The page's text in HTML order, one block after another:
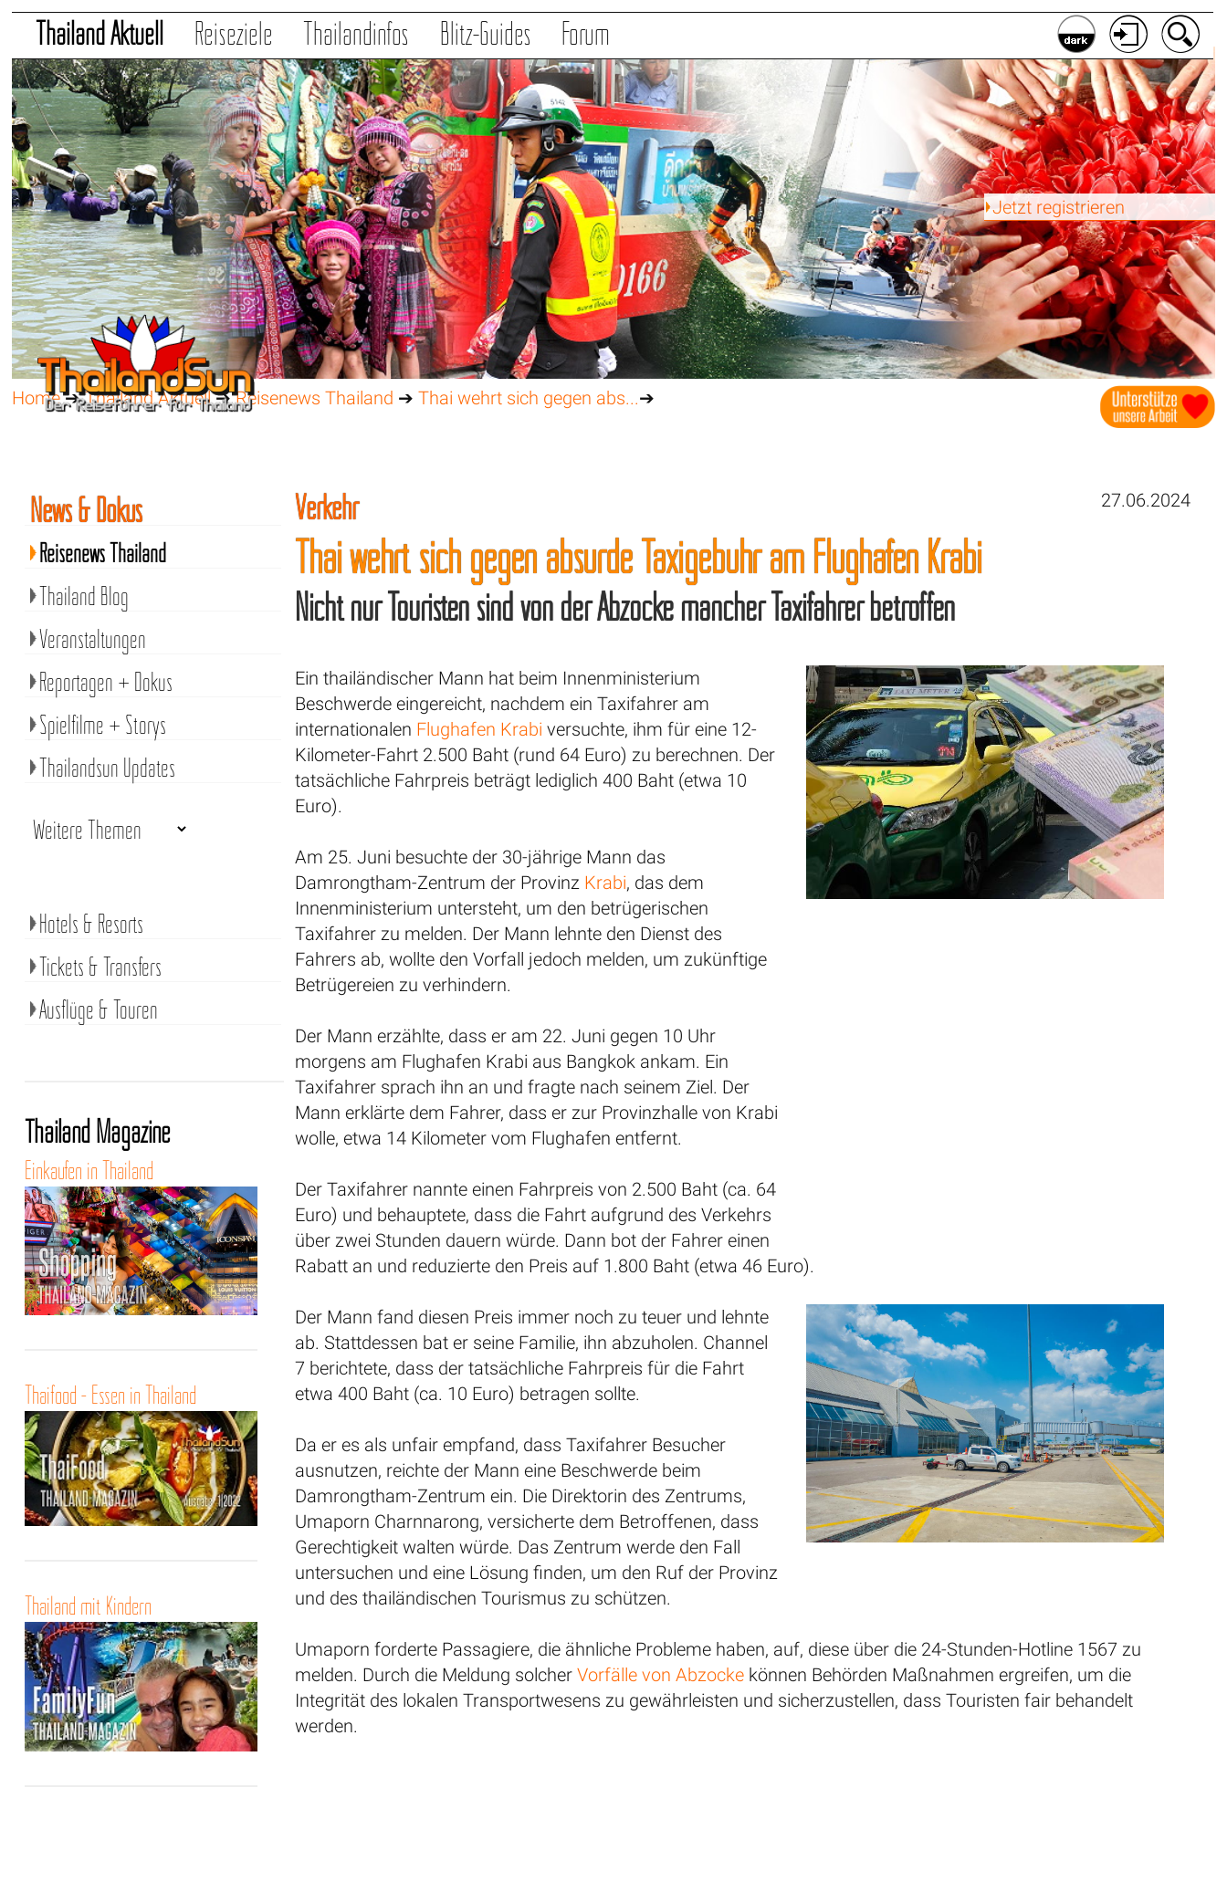
Thailand Aktuell Reiseziele Thailandinfos Blitz-Guides Forum
Jetzt registrieren
Home➔Thailand Aktuell➔Reisenews Thailand ➔Thai wehrt sich gegen abs...➔
27.06.2024
Verkehr
Thai wehrt sich gegen absurde Taxigebühr am Flughafen Krabi
Nicht nur Touristen sind von der Abzocke mancher Taxifahrer betroffen
Ein thailändischer Mann hat beim Innenministerium
Beschwerde eingereicht, nachdem ein Taxifahrer am
internationalen Flughafen Krabi versuchte, ihm für eine 12-
Kilometer-Fahrt 2.500 Baht (rund 64 Euro) zu berechnen. Der
tatsächliche Fahrpreis beträgt lediglich 400 Baht (etwa 10
Euro).
Am 25. Juni besuchte der 30-jährige Mann das
Damrongtham-Zentrum der Provinz Krabi, das dem
Innenministerium untersteht, um den betrügerischen
Taxifahrer zu melden. Der Mann lehnte den Dienst des
Fahrers ab, wollte den Vorfall jedoch melden, um zukünftige
Betrügereien zu verhindern.
Der Mann erzählte, dass er am 22. Juni gegen 10 Uhr
morgens am Flughafen Krabi aus Bangkok ankam. Ein
Taxifahrer sprach ihn an und fragte nach seinem Ziel. Der
Mann erklärte dem Fahrer, dass er zur Provinzhalle von Krabi
wolle, etwa 14 Kilometer vom Flughafen entfernt.
Der Taxifahrer nannte einen Fahrpreis von 2.500 Baht (ca. 64
Euro) und behauptete, dass die Fahrt aufgrund des Verkehrs
über zwei Stunden dauern würde. Dann bot der Fahrer einen
Rabatt an und reduzierte den Preis auf 1.800 Baht (etwa 46 Euro).
Der Mann fand diesen Preis immer noch zu teuer und lehnte
ab. Stattdessen bat er seine Familie, ihn abzuholen. Channel
7 berichtete, dass der tatsächliche Fahrpreis für die Fahrt
etwa 400 Baht (ca. 10 Euro) betragen sollte.
Da er es als unfair empfand, dass Taxifahrer Besucher
ausnutzen, reichte der Mann eine Beschwerde beim
Damrongtham-Zentrum ein. Die Direktorin des Zentrums,
Umaporn Charnnarong, versicherte dem Betroffenen, dass
Gerechtigkeit walten würde. Das Zentrum werde den Fall
untersuchen und eine Lösung finden, um den Ruf der Provinz
und des thailändischen Tourismus zu schützen.
Umaporn forderte Passagiere, die ähnliche Probleme haben, auf, diese über die 24-Stunden-Hotline 1567 zu
melden. Durch die Meldung solcherVorfälle von Abzocke können Behörden Maßnahmen ergreifen, um die
Integrität des lokalen Transportwesens zu gewährleisten und sicherzustellen, dass Touristen fair behandelt
werden.
News & Dokus
Reisenews Thailand
Thailand Blog
Veranstaltungen
Reportagen + Dokus
Spielfilme + Storys
Thailandsun Updates
Hotels & Resorts
Tickets & Transfers
Ausflüge & Touren
Thailand Magazine
Einkaufen in Thailand
Thaifood - Essen in Thailand
Thailand mit Kindern